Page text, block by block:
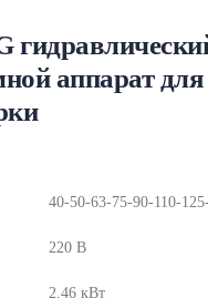
аппарат для
40-50-63-75-90-110-
220 В
2,46 кВт